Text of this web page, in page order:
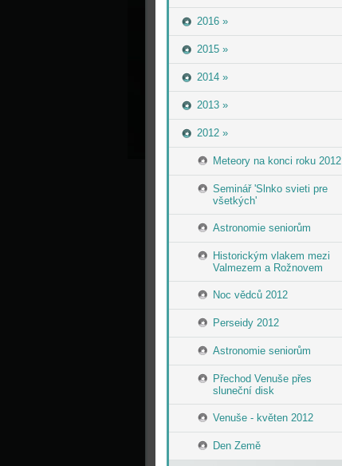
2016 »
2015 »
2014 »
2013 »
2012 »
Meteory na konci roku 2012
Seminář 'Slnko svieti pre
všetkých'
Astronomie seniorům
Historickým vlakem mezi
Valmezem a Rožnovem
Noc vědců 2012
Perseidy 2012
Astronomie seniorům
Přechod Venuše přes
sluneční disk
Venuše - květen 2012
Den Země